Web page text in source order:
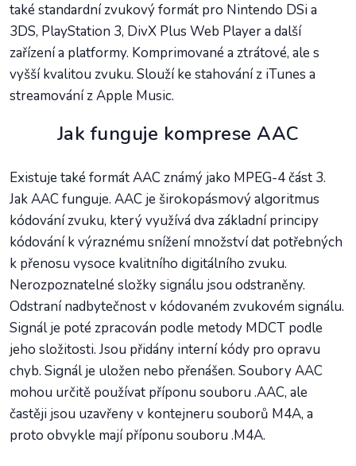
také standardní zvukový formát pro Nintendo DSi a
3DS, PlayStation 3, DivX Plus Web Player a další
zařízení a platformy. Komprimované a ztrátové, ale s
vyšší kvalitou zvuku. Slouží ke stahování z iTunes a
streamování z Apple Music.
Jak funguje komprese AAC
Existuje také formát AAC známý jako MPEG-4 část 3.
Jak AAC funguje. AAC je širokopásmový algoritmus
kódování zvuku, který využívá dva základní principy
kódování k výraznému snížení množství dat potřebných
k přenosu vysoce kvalitního digitálního zvuku.
Nerozpoznatelné složky signálu jsou odstraněny.
Odstraní nadbytečnost v kódovaném zvukovém signálu.
Signál je poté zpracován podle metody MDCT podle
jeho složitosti. Jsou přidány interní kódy pro opravu
chyb. Signál je uložen nebo přenášen. Soubory AAC
mohou určitě používat příponu souboru .AAC, ale
častěji jsou uzavřeny v kontejneru souborů M4A, a
proto obvykle mají příponu souboru .M4A.